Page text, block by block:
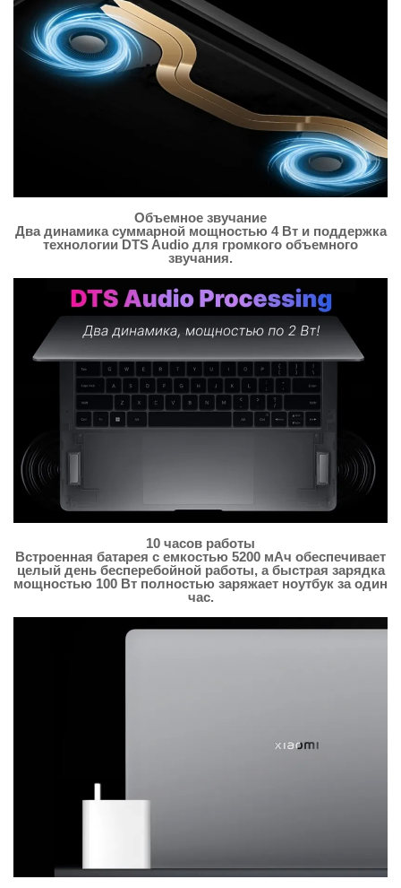
Объемное звучание
Два динамика суммарной мощностью 4 Вт и поддержка
технологии DTS Audio для громкого объемного
звучания.
10 часов работы
Встроенная батарея с емкостью 5200 мАч обеспечивает
целый день бесперебойной работы, а быстрая зарядка
мощностью 100 Вт полностью заряжает ноутбук за один
час.